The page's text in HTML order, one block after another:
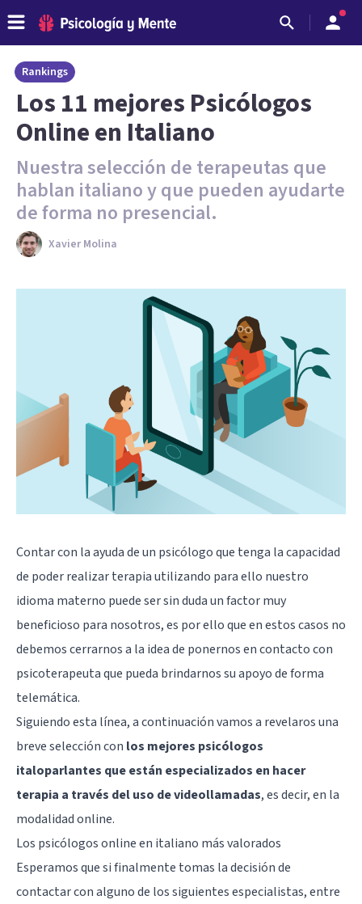
Rankings
Los 11 mejores Psicólogos
Online en Italiano
Nuestra selección de terapeutas que
hablan italiano y que pueden ayudarte
de forma no presencial.
Xavier Molina
Contar con la ayuda de un psicólogo que tenga la capacidad
de poder realizar terapia utilizando para ello nuestro
idioma materno puede ser sin duda un factor muy
beneficioso para nosotros, es por ello que en estos casos no
debemos cerrarnos a la idea de ponernos en contacto con
psicoterapeuta que pueda brindarnos su apoyo de forma
telemática.
Siguiendo esta línea, a continuación vamos a revelaros una
breve selección con los mejores psicólogos
italoparlantes que están especializados en hacer
terapia a través del uso de videollamadas, es decir, en la
modalidad online.
Los psicólogos online en italiano más valorados
Esperamos que si finalmente tomas la decisión de
contactar con alguno de los siguientes especialistas, entre